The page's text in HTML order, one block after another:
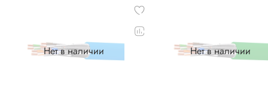
Нет в наличии Нет в наличии